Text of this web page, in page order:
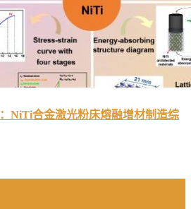
NiTi合金激光粉床熔融增材制造综